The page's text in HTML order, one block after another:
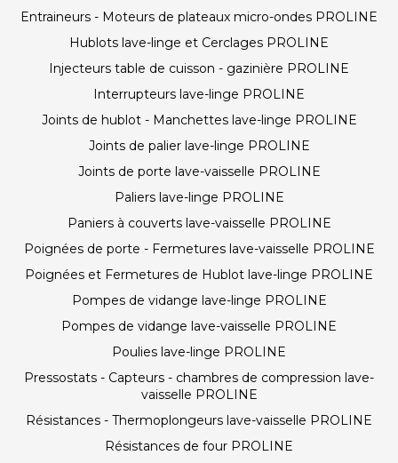
Entraineurs - Moteurs de plateaux micro-ondes PROLINE
Hublots lave-linge et Cerclages PROLINE
Injecteurs table de cuisson - gazinière PROLINE
Interrupteurs lave-linge PROLINE
Joints de hublot - Manchettes lave-linge PROLINE
Joints de palier lave-linge PROLINE
Joints de porte lave-vaisselle PROLINE
Paliers lave-linge PROLINE
Paniers à couverts lave-vaisselle PROLINE
Poignées de porte - Fermetures lave-vaisselle PROLINE
Poignées et Fermetures de Hublot lave-linge PROLINE
Pompes de vidange lave-linge PROLINE
Pompes de vidange lave-vaisselle PROLINE
Poulies lave-linge PROLINE
Pressostats - Capteurs - chambres de compression lave-
vaisselle PROLINE
Résistances - Thermoplongeurs lave-vaisselle PROLINE
Résistances de four PROLINE